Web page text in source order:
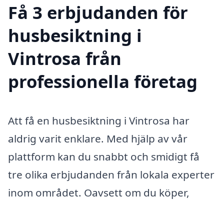
Få 3 erbjudanden för
husbesiktning i
Vintrosa från
professionella företag
Att få en husbesiktning i Vintrosa har
aldrig varit enklare. Med hjälp av vår
plattform kan du snabbt och smidigt få
tre olika erbjudanden från lokala experter
inom området. Oavsett om du köper,